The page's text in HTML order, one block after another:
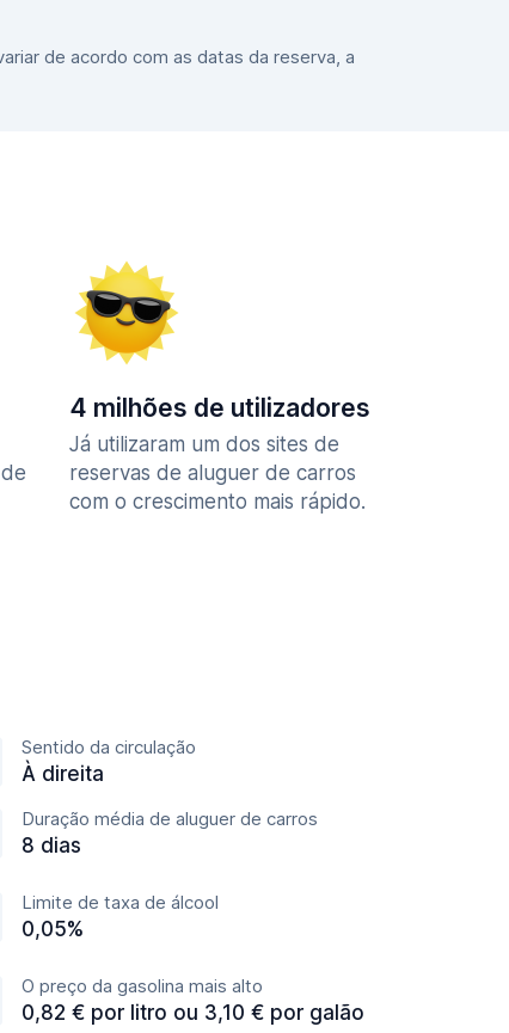
de acordo com as datas da reserva, a
4 milhões de utilizadores
Já utilizaram um dos sites de
reservas de aluguer de carros
com o crescimento mais rápido.
Sentido da circulação
À direita
Duração média de aluguer de carros
8 dias
Limite de taxa de álcool
0,05%
O preço da gasolina mais alto
0,82 € por litro ou 3,10 € por galão